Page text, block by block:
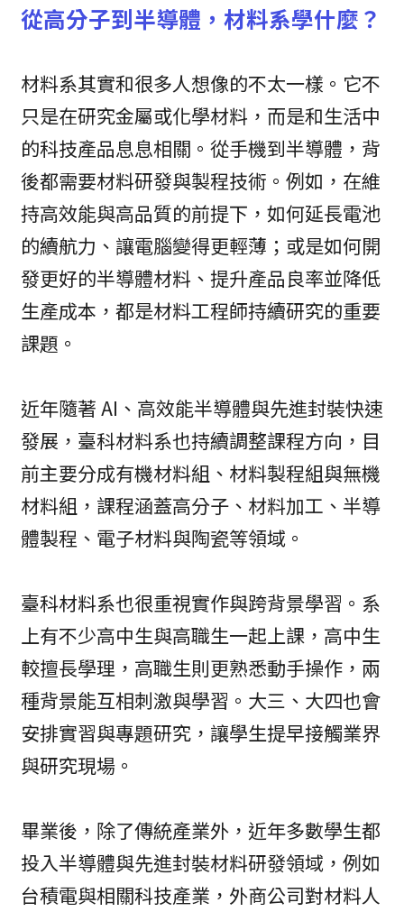
從高分子到半導體，材料系學什麼？
材料系其實和很多人想像的不太一樣。它不
只是在研究金屬或化學材料，而是和生活中
的科技產品息息相關。從手機到半導體，背
後都需要材料研發與製程技術。例如，在維
持高效能與高品質的前提下，如何延長電池
的續航力、讓電腦變得更輕薄；或是如何開
發更好的半導體材料、提升產品良率並降低
生產成本，都是材料工程師持續研究的重要
課題。
近年隨著 AI、高效能半導體與先進封裝快速
發展，臺科材料系也持續調整課程方向，目
前主要分成有機材料組、材料製程組與無機
材料組，課程涵蓋高分子、材料加工、半導
體製程、電子材料與陶瓷等領域。
臺科材料系也很重視實作與跨背景學習。系
上有不少高中生與高職生一起上課，高中生
較擅長學理，高職生則更熟悉動手操作，兩
種背景能互相刺激與學習。大三、大四也會
安排實習與專題研究，讓學生提早接觸業界
與研究現場。
畢業後，除了傳統產業外，近年多數學生都
投入半導體與先進封裝材料研發領域，例如
台積電與相關科技產業，外商公司對材料人